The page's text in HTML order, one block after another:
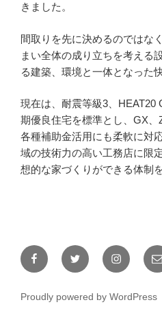
きました。
間取りを先に決めるのではな
まい全体の成り立ちを考える
る建築、環境と一体となった
現在は、耐震等級3、HEAT20
期優良住宅を標準とし、GX
各種補助金活用にも柔軟に対
域の技術力の高い工務店に限
想的な家づくりができる体制
FacebookTwitter Instagramメ
ー
Proudly powered by WordPress